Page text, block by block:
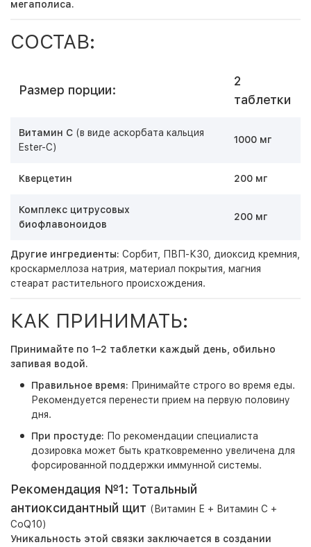
мегаполиса.
СОСТАВ:
Размер порции:
2
таблетки
Витамин C (в виде аскорбата кальция
Ester-C)
1000 мг
Кверцетин 200 мг
Комплекс цитрусовых
биофлавоноидов
200 мг
Другие ингредиенты: Сорбит, ПВП-К30, диоксид кремния,
кроскармеллоза натрия, материал покрытия, магния
стеарат растительного происхождения.
КАК ПРИНИМАТЬ:
Принимайте по 1–2 таблетки каждый день , обильно
запивая водой.
Правильное время: Принимайте строго во время еды.
Рекомендуется перенести прием на первую половину
дня.
При простуде: По рекомендации специалиста
дозировка может быть кратковременно увеличена для
форсированной поддержки иммунной системы.
Рекомендация №1: Тотальный
антиоксидантный щит (Витамин Е + Витамин С +
CoQ10)
Уникальность этой связки заключается в создании